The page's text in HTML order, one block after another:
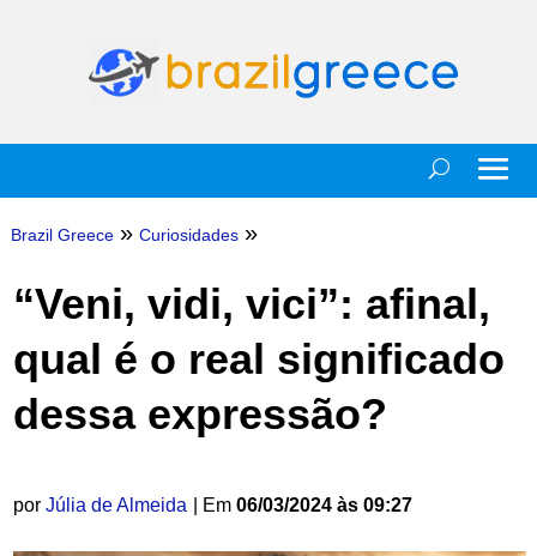
Brazil Greece » Curiosidades »
“Veni, vidi, vici”: afinal,
qual é o real significado
dessa expressão?
por Júlia de Almeida | Em 06/03/2024 às 09:27